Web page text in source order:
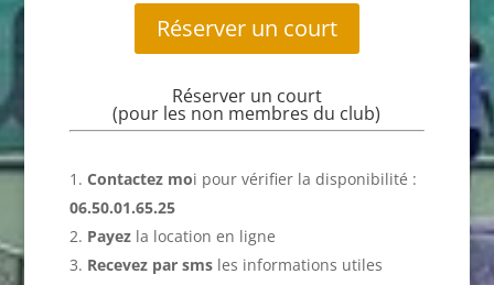
Réserver un court
Réserver un court
(pour les non membres du club)
Contactez moi pour vérifier la disponibilité :
06.50.01.65.25
Payezla location en ligne
Recevez par smsles informations utiles